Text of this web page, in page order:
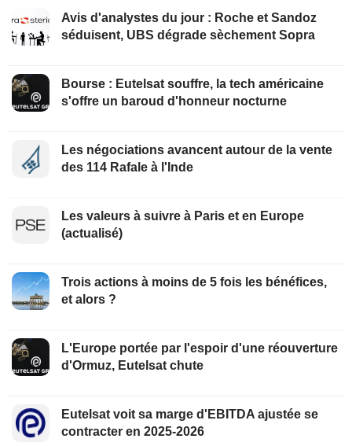
Avis d'analystes du jour : Roche et Sandoz
séduisent, UBS dégrade sèchement Sopra
Bourse : Eutelsat souffre, la tech américaine
s'offre un baroud d'honneur nocturne
Les négociations avancent autour de la vente
des 114 Rafale à l'Inde
Les valeurs à suivre à Paris et en Europe
(actualisé)
Trois actions à moins de 5 fois les bénéfices,
et alors ?
L'Europe portée par l'espoir d'une réouverture
d'Ormuz, Eutelsat chute
Eutelsat voit sa marge d'EBITDA ajustée se
contracter en 2025-2026